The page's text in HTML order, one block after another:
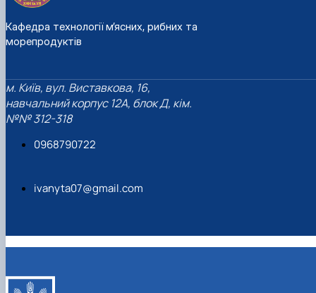
Кафедра технології м’ясних, рибних та
морепродуктів
м. Київ, вул. Виставкова, 16,
навчальний корпус 12А, блок Д, кім.
№№ 312-318
0968790722
ivanyta07@gmail.com